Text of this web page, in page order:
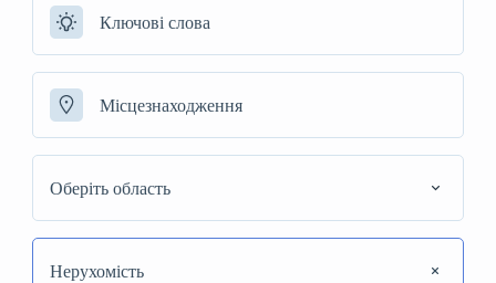
Оберіть область
Нерухомість